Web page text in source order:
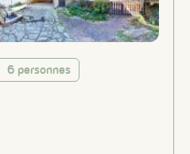
6 personnes